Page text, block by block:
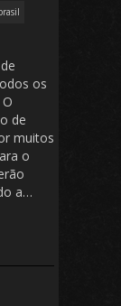
os
de
muitos
o
a…